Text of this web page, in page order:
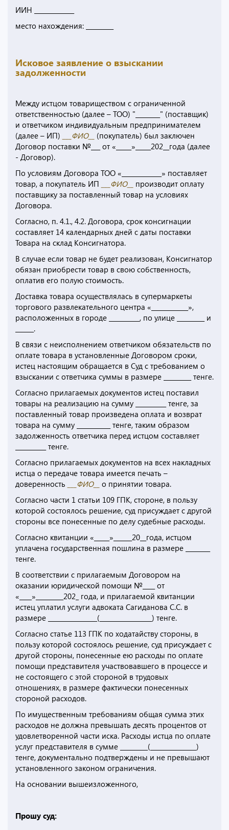
ИИН _____________
место нахождения: _________
Исковое заявление о взыскании
задолженности
Между истцом товариществом с ограниченной
ответственностью (далее – ТОО) "________" (поставщик)
и ответчиком индивидуальным предпринимателем
(далее – ИП)
___ФИО__
(покупатель) был заключен
Договор поставки №___ от «_____»_____202__года (далее
- Договор).
По условиям Договора ТОО «_____________» поставляет
товар, а покупатель ИП
___ФИО__
производит оплату
поставщику за поставленный товар на условиях
Договора.
Согласно, п. 4.1., 4.2. Договора, срок консигнации
составляет 14 календарных дней с даты поставки
Товара на склад Консигнатора.
В случае если товар не будет реализован, Консигнатор
обязан приобрести товар в свою собственность,
оплатив его полую стоимость.
Доставка товара осуществлялась в супермаркеты
торгового развлекательного центра «____________»,
расположенных в городе __________, по улице _________ и
______.
В связи с неисполнением ответчиком обязательств по
оплате товара в установленные Договором сроки,
истец настоящим обращается в Суд с требованием о
взыскании с ответчика суммы в размере _________ тенге.
Согласно прилагаемых документов истец поставил
товары на реализацию на сумму __________ тенге, за
поставленный товар произведена оплата и возврат
товара на сумму ___________ тенге, таким образом
задолженность ответчика перед истцом составляет
__________ тенге.
Согласно прилагаемых документов на всех накладных
истца о передаче товара имеется печать –
доверенность
___ФИО__
о принятии товара.
Согласно части 1 статьи 109 ГПК, стороне, в пользу
которой состоялось решение, суд присуждает с другой
стороны все понесенные по делу судебные расходы.
Согласно квитанции «_____»______20__года, истцом
уплачена государственная пошлина в размере ________
тенге.
В соответствии с прилагаемым Договором на
оказании юридической помощи №____ от
«____»_________202_ года, и прилагаемой квитанции
истец уплатил услуги адвоката Сагиданова С.С. в
размере ________________(_________________) тенге.
Согласно статье 113 ГПК по ходатайству стороны, в
пользу которой состоялось решение, суд присуждает с
другой стороны, понесенные ею расходы по оплате
помощи представителя участвовавшего в процессе и
не состоящего с этой стороной в трудовых
отношениях, в размере фактически понесенных
стороной расходов.
По имущественным требованиям общая сумма этих
расходов не должна превышать десять процентов от
удовлетворенной части иска. Расходы истца по оплате
услуг представителя в сумме _________(_______________)
тенге, документально подтверждены и не превышают
установленного законом ограничения.
На основании вышеизложенного,
Прошу суд: